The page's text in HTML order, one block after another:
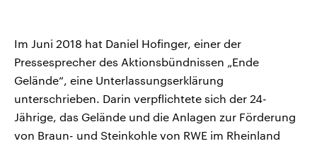
Im Juni 2018 hat Daniel Hofinger, einer der
Pressesprecher des Aktionsbündnissen „Ende
Gelände“, eine Unterlassungserklärung
unterschrieben. Darin verpflichtete sich der 24-
Jährige, das Gelände und die Anlagen zur Förderung
von Braun- und Steinkohle von RWE im Rheinland